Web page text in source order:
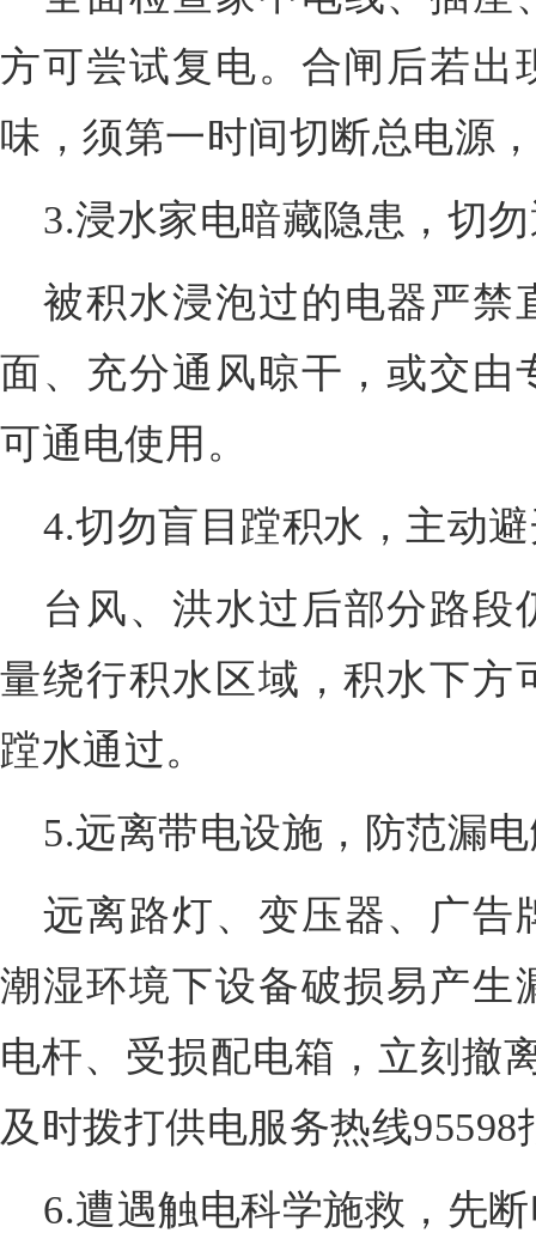
方可尝试复电。合闸后若出
味，须第一时间切断总电源
3.浸水家电暗藏隐患，切
被积水浸泡过的电器严禁
面、充分通风晾干，或交由
可通电使用。
4.切勿盲目蹚积水，主动
台风、洪水过后部分路
量绕行积水区域，积水下方
蹚水通过。
5.远离带电设施，防范漏
远离路灯、变压器、广告
潮湿环境下设备破损易产生
电杆、受损配电箱，立刻撤
及时拨打供电服务热线95598
6.遭遇触电科学施救，先